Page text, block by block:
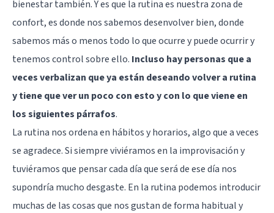
bienestar también. Y es que la rutina es nuestra zona de
confort, es donde nos sabemos desenvolver bien, donde
sabemos más o menos todo lo que ocurre y puede ocurrir y
tenemos control sobre ello. Incluso hay personas que a
veces verbalizan que ya están deseando volver a rutina
y tiene que ver un poco con esto y con lo que viene en
los siguientes párrafos.
La rutina nos ordena en hábitos y horarios, algo que a veces
se agradece. Si siempre viviéramos en la improvisación y
tuviéramos que pensar cada día que será de ese día nos
supondría mucho desgaste. En la rutina podemos introducir
muchas de las cosas que nos gustan de forma habitual y